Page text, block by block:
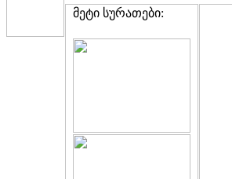
მეტი სურათები: